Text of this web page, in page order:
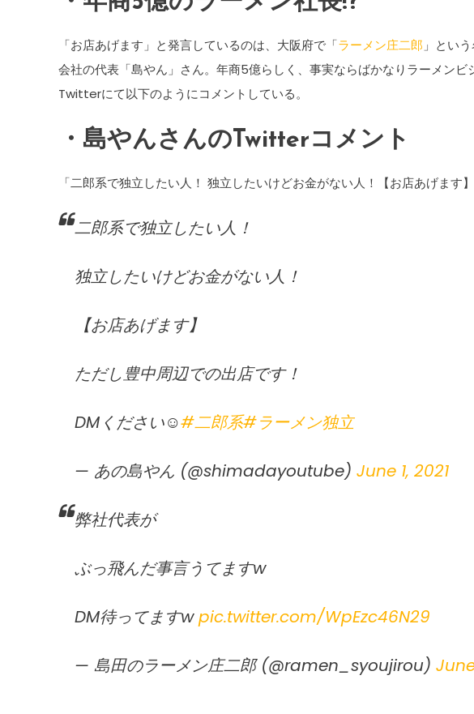
「お店あげます」と発言しているのは、大阪府で「ラーメン庄二郎」とい
会社の代表「島やん」さん。年商5億らしく、事実ならばかなりラーメン
Twitterにて以下のようにコメントしている。
・島やんさんのTwitterコメント
「二郎系で独立したい人！ 独立したいけどお金がない人！【お店あげま
二郎系で独立したい人！
独立したいけどお金がない人！
【お店あげます】
ただし豊中周辺での出店です！
DMください☺︎#二郎系#ラーメン独立
— あの島やん (@shimadayoutube) June 1, 2021
弊社代表が
ぶっ飛んだ事言うてますw
DM待ってますwpic.twitter.com/WpEzc46N29
— 島田のラーメン庄二郎 (@ramen_syoujirou)